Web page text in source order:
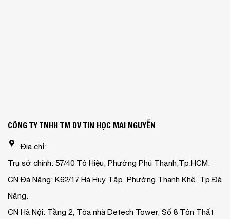
CÔNG TY TNHH TM DV TIN HỌC MAI NGUYỄN
Địa chỉ:
Trụ sở chính: 57/40 Tô Hiệu, Phường Phú Thạnh,Tp.HCM.
CN Đà Nẵng: K62/17 Hà Huy Tập, Phường Thanh Khê, Tp.Đà
Nẵng.
CN Hà Nội: Tầng 2, Tòa nhà Detech Tower, Số 8 Tôn Thất